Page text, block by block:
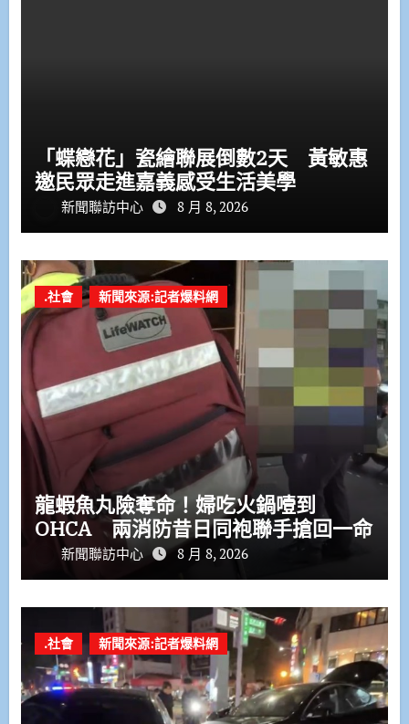
「蝶戀花」瓷繪聯展倒數2天 黃敏惠
邀民眾走進嘉義感受生活美學
新聞聯訪中心 8 月 8, 2026
.社會 新聞來源:記者爆料網
龍蝦魚丸險奪命！婦吃火鍋噎到
OHCA 兩消防昔日同袍聯手搶回一命
新聞聯訪中心 8 月 8, 2026
.社會 新聞來源:記者爆料網